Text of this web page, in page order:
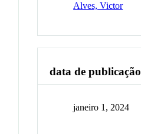
Alves, Victor
data de publicação
janeiro 1, 2024